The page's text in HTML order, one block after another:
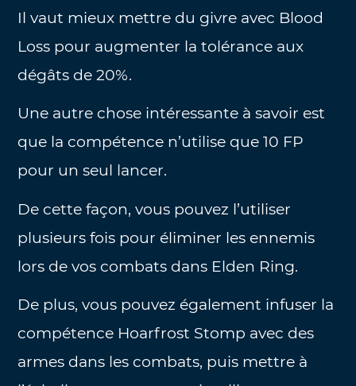
Il vaut mieux mettre du givre avec Blood
Loss pour augmenter la tolérance aux
dégâts de 20%.
Une autre chose intéressante à savoir est
que la compétence n’utilise que 10 FP
pour un seul lancer.
De cette façon, vous pouvez l’utiliser
plusieurs fois pour éliminer les ennemis
lors de vos combats dans Elden Ring.
De plus, vous pouvez également infuser la
compétence Hoarfrost Stomp avec des
armes dans les combats, puis mettre à